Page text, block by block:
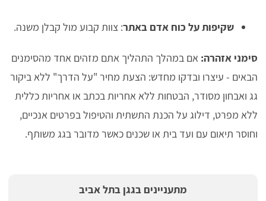
שקיפות על כוח אדם באתר: צוות קבוע מול קבלן משנה.
סימני אזהרה: אם במהלך התהליך אתם מזהים אחד מהסימנים
הבאים - עיצרו ובדקו מחדש: הצעת מחיר "על הדרך" ללא ביקור
גג ואבחון מסודר, הבטחות ללא אחריות בכתב או אחריות כללית
ללא מפרט, דילוג על הכנת התשתית והטיפול בפרטים אנכיים,
וחוסר תיאום עם ועד בית או שכנים כאשר מדובר בגג משותף.
מתעניינים בגגן בתל אביב